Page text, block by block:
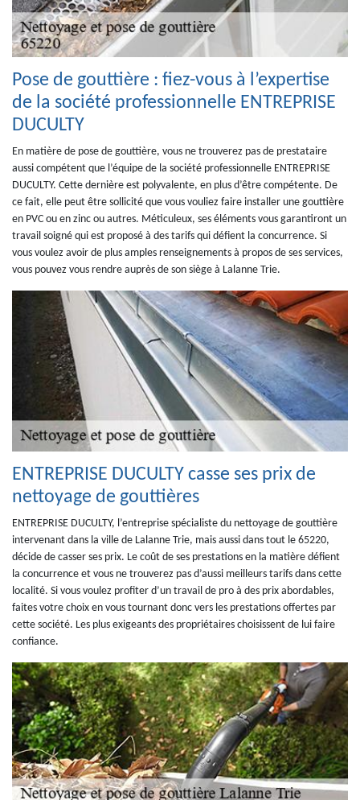
Pose de gouttière : fiez-vous à l’expertise
de la société professionnelle ENTREPRISE
DUCULTY
En matière de pose de gouttière, vous ne trouverez pas de prestataire
aussi compétent que l’équipe de la société professionnelle ENTREPRISE
DUCULTY. Cette dernière est polyvalente, en plus d’être compétente. De
ce fait, elle peut être sollicité que vous vouliez faire installer une gouttière
en PVC ou en zinc ou autres. Méticuleux, ses éléments vous garantiront un
travail soigné qui est proposé à des tarifs qui défient la concurrence. Si
vous voulez avoir de plus amples renseignements à propos de ses services,
vous pouvez vous rendre auprès de son siège à Lalanne Trie.
ENTREPRISE DUCULTY casse ses prix de
nettoyage de gouttières
ENTREPRISE DUCULTY, l’entreprise spécialiste du nettoyage de gouttière
intervenant dans la ville de Lalanne Trie, mais aussi dans tout le 65220,
décide de casser ses prix. Le coût de ses prestations en la matière défient
la concurrence et vous ne trouverez pas d’aussi meilleurs tarifs dans cette
localité. Si vous voulez profiter d’un travail de pro à des prix abordables,
faites votre choix en vous tournant donc vers les prestations offertes par
cette société. Les plus exigeants des propriétaires choisissent de lui faire
confiance.